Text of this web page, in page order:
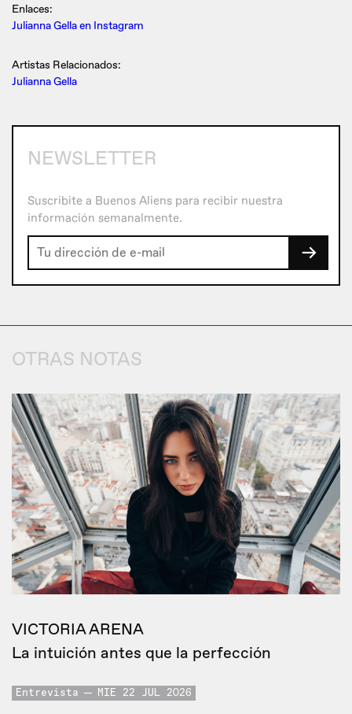
Enlaces:
Julianna Gella en Instagram
Artistas Relacionados:
Julianna Gella
NEWSLETTER
Suscribite a Buenos Aliens para recibir nuestra
información semanalmente.
→
OTRAS NOTAS
VICTORIA ARENA
La intuición antes que la perfección
Entrevista MIE 22 JUL 2026